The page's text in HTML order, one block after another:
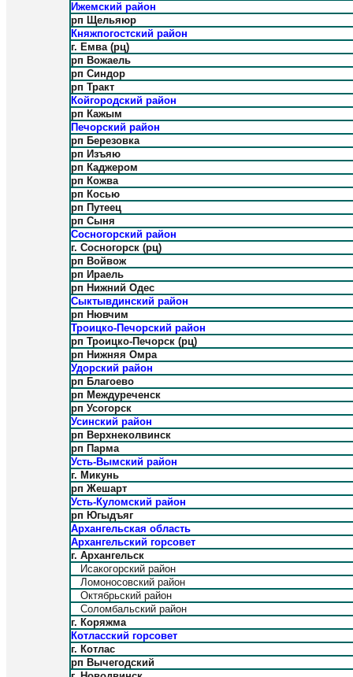
Ижемский район
рп Щельяюр
Княжпогостский район
г. Емва (рц)
рп Вожаель
рп Синдор
рп Тракт
Койгородский район
рп Кажым
Печорский район
рп Березовка
рп Изъяю
рп Каджером
рп Кожва
рп Косью
рп Путеец
рп Сыня
Сосногорский район
г. Сосногорск (рц)
рп Войвож
рп Ираель
рп Нижний Одес
Сыктывдинский район
рп Нювчим
Троицко-Печорский район
рп Троицко-Печорск (рц)
рп Нижняя Омра
Удорский район
рп Благоево
рп Междуреченск
рп Усогорск
Усинский район
рп Верхнеколвинск
рп Парма
Усть-Вымский район
г. Микунь
рп Жешарт
Усть-Куломский район
рп Югыдъяг
Архангельская область
Архангельский горсовет
г. Архангельск
Исакогорский район
Ломоносовский район
Октябрьский район
Соломбальский район
г. Коряжма
Котласский горсовет
г. Котлас
рп Вычегодский